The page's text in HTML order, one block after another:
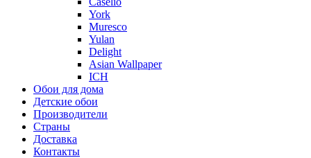
York
Muresco
Yulan
Delight
Asian Wallpaper
ICH
Обои для дома
Детские обои
Производители
Страны
Доставка
Контакты